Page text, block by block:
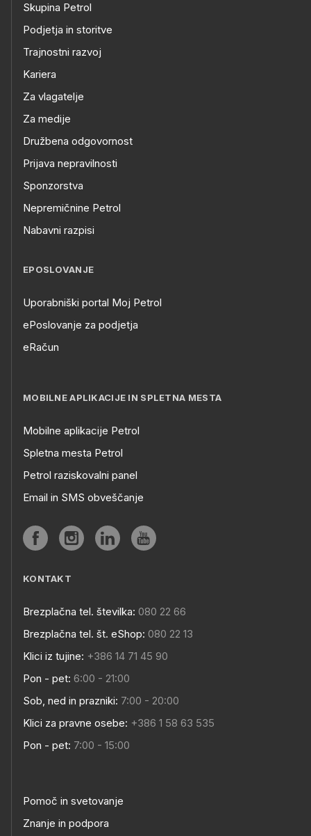
Skupina Petrol
Podjetja in storitve
Trajnostni razvoj
Kariera
Za vlagatelje
Za medije
Družbena odgovornost
Prijava nepravilnosti
Sponzorstva
Nepremičnine Petrol
Nabavni razpisi
EPOSLOVANJE
Uporabniški portal Moj Petrol
ePoslovanje za podjetja
eRačun
MOBILNE APLIKACIJE IN SPLETNA MESTA
Mobilne aplikacije Petrol
Spletna mesta Petrol
Petrol raziskovalni panel
Email in SMS obveščanje
KONTAKT
Brezplačna tel. številka: 080 22 66
Brezplačna tel. št. eShop: 080 22 13
Klici iz tujine: +386 14 71 45 90
Pon - pet: 6:00 - 21:00
Sob, ned in prazniki: 7:00 - 20:00
Klici za pravne osebe: +386 1 58 63 535
Pon - pet: 7:00 - 15:00
Pomoč in svetovanje
Znanje in podpora